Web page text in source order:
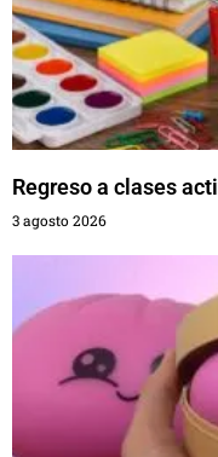
Regreso a clases
3 agosto 2026